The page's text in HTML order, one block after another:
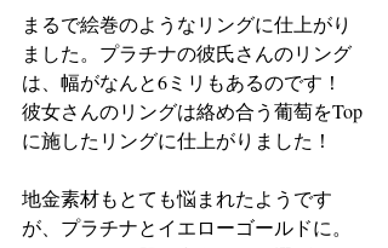
まるで絵巻のようなリングに仕上がり
ました。プラチナの彼氏さんのリング
は、幅がなんと6ミリもあるのです！
彼女さんのリングは絡め合う葡萄をTop
に施したリングに仕上がりました！
地金素材もとても悩まれたようです
が、プラチナとイエローゴールドに。